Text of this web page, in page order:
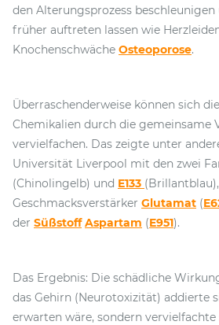
den Alterungsprozess
früher auftreten lassen wie
Knochenschwäche Osteoporose.
Überraschenderweise können sich
Chemikalien durch die gemeinsame
vervielfachen. Das zeigte unter
Universität Liverpool mit den zwei
(Chinolingelb) und E133
Geschmacksverstärker Glutamat (
der Süßstoff Aspartam (E951).
Das Ergebnis: Die schädliche
das Gehirn (Neurotoxizität) addierte
erwarten wäre, sondern vervielfachte